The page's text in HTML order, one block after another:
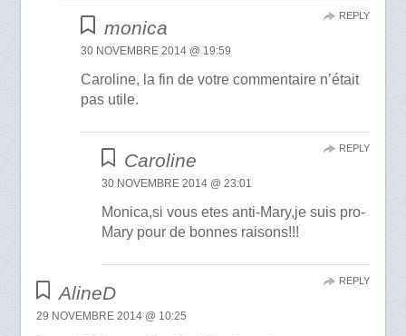
monica
30 NOVEMBRE 2014 @ 19:59
Caroline, la fin de votre commentaire n’était
pas utile.
REPLY
Caroline
30 NOVEMBRE 2014 @ 23:01
Monica,si vous etes anti-Mary,je suis pro-
Mary pour de bonnes raisons!!!
REPLY
AlineD
29 NOVEMBRE 2014 @ 10:25
REPLY